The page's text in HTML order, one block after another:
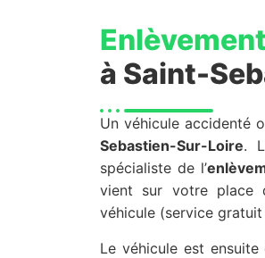
à Saint-
Un véhicule accidenté
Sebastien-Sur-Loire.
spécialiste de l’
vient sur votre place
véhicule (service
Le véhicule est